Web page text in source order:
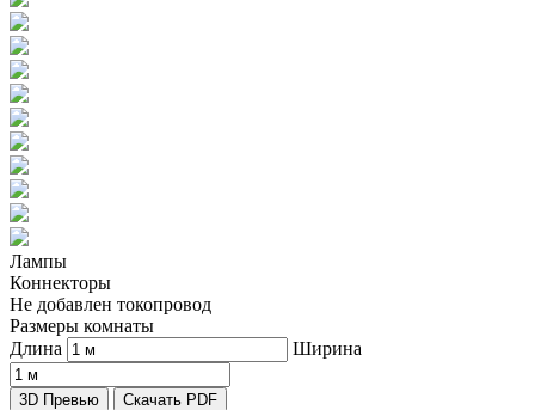
Лампы
Коннекторы
Не добавлен токопровод
Размеры комнаты
Длина
Ширина
3D Превью Скачать PDF